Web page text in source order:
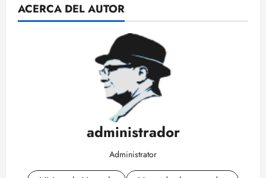
ACERCA DEL AUTOR
administrador
Administrator